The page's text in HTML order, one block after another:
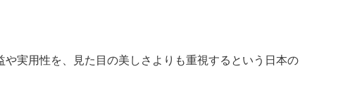
実用性を、見た目の美しさよりも重視するという日本の